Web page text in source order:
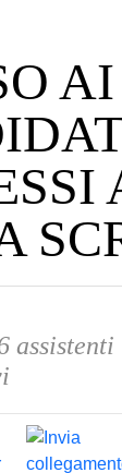
AI
assistenti